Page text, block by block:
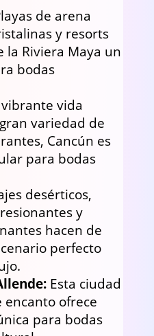
de arena
y resorts
la Riviera Maya un
bodas
vida
variedad de
Cancún es
para bodas
desérticos,
y
hacen de
perfecto
Esta ciudad
encanto ofrece
para bodas